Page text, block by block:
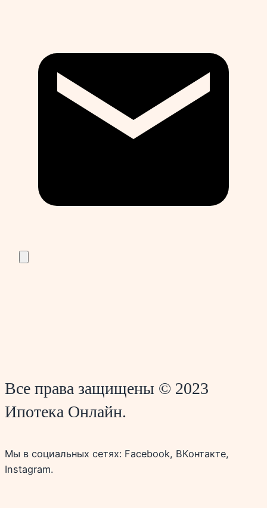
Все права защищены © 2023
Ипотека Онлайн.
Мы в социальных сетях: Facebook, ВКонтакте,
Instagram.